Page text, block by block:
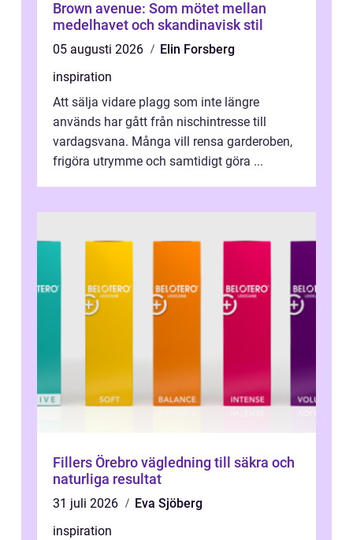
Brown avenue: Som mötet mellan
medelhavet och skandinavisk stil
05 augusti 2026
Elin Forsberg
inspiration
Att sälja vidare plagg som inte längre
används har gått från nischintresse till
vardagsvana. Många vill rensa garderoben,
frigöra utrymme och samtidigt göra ...
Fillers Örebro vägledning till säkra och
naturliga resultat
31 juli 2026
Eva Sjöberg
inspiration